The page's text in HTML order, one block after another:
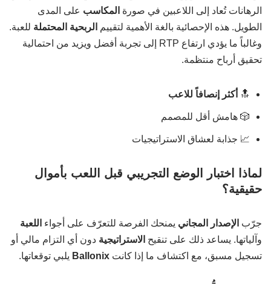
الرهانات تُعاد إلى اللاعبين في صورة المكاسب على المدى
الطويل. هذه الإحصائية بالغة الأهمية لتقييم
الربحية المحتملة للعبة.
وغالباً ما يؤدي ارتفاع RTP إلى تجربة أفضل ويزيد من احتمالية
تحقيق أرباح منتظمة.
🔝 أكثر إنصافاً للاعب
🎲 هامش أقل للمصمم
📈 جذابة لعشاق الاستراتيجيات
لماذا اختبار الوضع التجريبي قبل اللعب بأموال
حقيقية؟
جرّب الإصدار المجاني يمنحك الفرصة للتعرّف على أجواء اللعبة
وآلياتها. يساعد ذلك على تنقيح الاستراتيجية دون أي التزام مالي أو
تسجيل مسبق، مع اكتشاف ما إذا كانت Ballonix